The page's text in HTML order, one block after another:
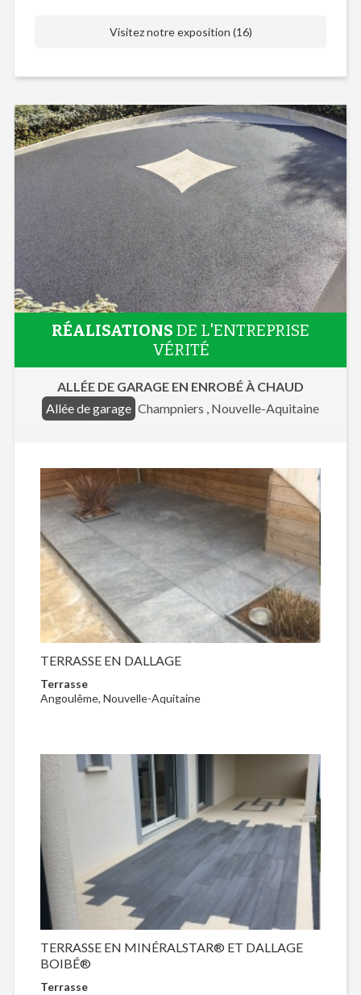
Visitez notre exposition (16)
RÉALISATIONS DE L'ENTREPRISE
VÉRITÉ
ALLÉE DE GARAGE EN ENROBÉ À CHAUD
Allée de garage Champniers , Nouvelle-Aquitaine
TERRASSE EN DALLAGE
Terrasse
Angoulême, Nouvelle-Aquitaine
TERRASSE EN MINÉRALSTAR® ET DALLAGE
BOIBÉ®
Terrasse